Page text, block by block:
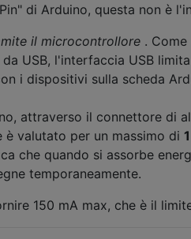
di Arduino, questa non è
il microcontrollore .
USB, l'interfaccia USB
i dispositivi sulla scheda
attraverso il connettore di
valutato per un massimo di
che quando si assorbe
temporaneamente.
150 mA max, che è il